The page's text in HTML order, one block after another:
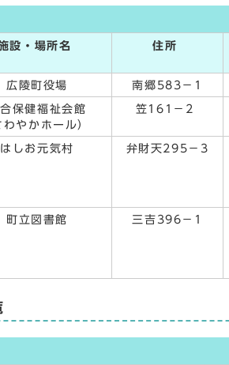
設・場所名 住所
広陵町役場 南郷583－1
保健福祉会館
わやかホール）
笠161－2
はしお元気村 弁財天295－3
町立図書館 三吉396－1